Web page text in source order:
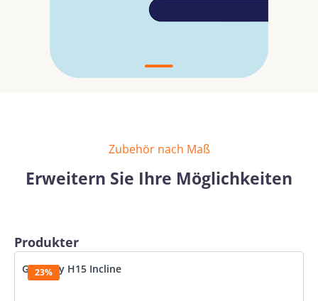
Zubehör nach Maß
Erweitern Sie Ihre Möglichkeiten
Produktgalerie überspringen
Produkter
23%
Gymplay H15 Incline